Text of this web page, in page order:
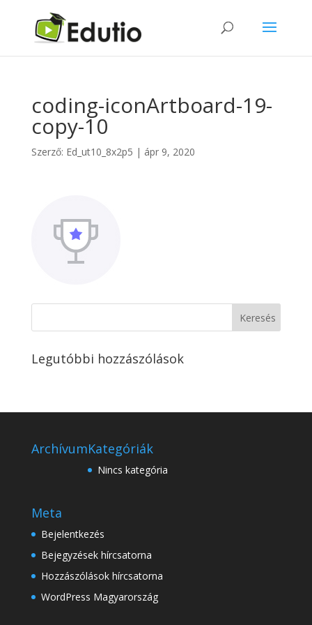
coding-iconArtboard-19-
copy-10
Szerző: Ed_ut10_8x2p5 | ápr 9, 2020
Legutóbbi hozzászólások
ArchívumKategóriák
Nincs kategória
Meta
Bejelentkezés
Bejegyzések hírcsatorna
Hozzászólások hírcsatorna
WordPress Magyarország